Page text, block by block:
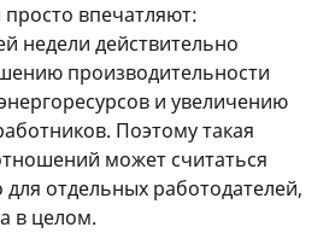
впечатляют:
недели действительно
производительности
и увеличению
Поэтому такая
может считаться
отдельных работодателей,
в целом.